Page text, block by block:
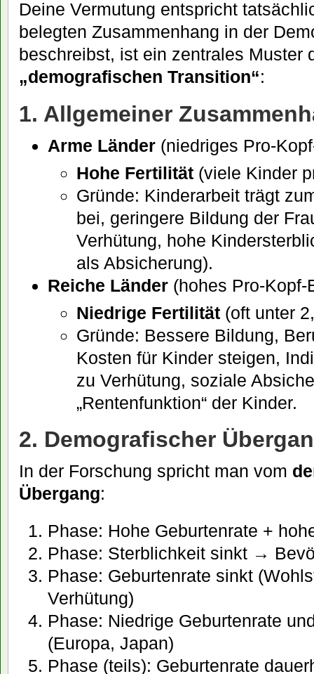
Deine Vermutung entspricht
belegten Zusammenhang in der
beschreibst, ist ein zentrales Muster
„demografischen Transition“:
1. Allgemeiner
Arme Länder(niedriges Pro-
Hohe Fertilität(viele Kinder
Gründe: Kinderarbeit trägt
bei, geringere Bildung der
Verhütung, hohe
als Absicherung).
Reiche Länder(hohes Pro-Kopf-
Niedrige Fertilität(oft unter
Gründe: Bessere Bildung,
Kosten für Kinder steigen,
zu Verhütung, soziale
„Rentenfunktion“ der Kinder.
2. Demografischer
In der Forschung spricht man vom
Übergang:
Phase: Hohe Geburtenrate +
Phase: Sterblichkeit sinkt →
Phase: Geburtenrate sinkt
Verhütung)
Phase: Niedrige Geburtenrate
(Europa, Japan)
Phase (teils): Geburtenrate